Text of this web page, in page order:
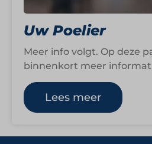
Uw Poelier
Meer info volgt. Op deze
binnenkort meer
moment namelijk nog
Lees meer